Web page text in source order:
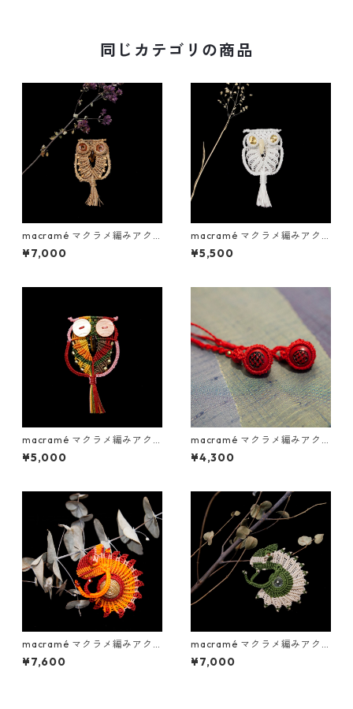
同じカテゴリの商品
macramé マクラメ編みアク
セサリー／フクロウ しな糸
＋展覧会カタログ1冊付き
¥7,000
macramé マクラメ編みアク
セサリー／フクロウ 8種あり
¥5,500
macramé マクラメ編みアク
セサリー／フクロウ ボタン
¥5,000
macramé マクラメ編みアク
セサリー／村上木彫堆朱のチ
ャーム 1ヶ
¥4,300
macramé マクラメ編みアク
セサリー／カメレオン メタ
ルコード巻きウッドビーズ
¥7,600
macramé マクラメ編みアク
セサリー／カメレオン スワ
ロフスキー
¥7,000